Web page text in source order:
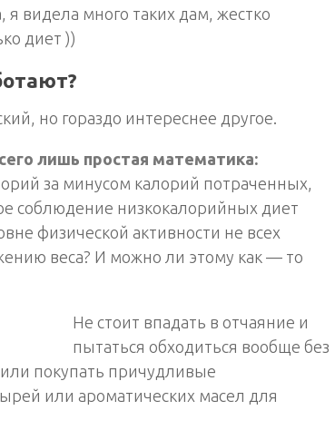
видела много таких дам, жестко
диет ))
но гораздо интереснее другое.
лишь простая математика:
за минусом калорий потраченных,
соблюдение низкокалорийных диет
физической активности не всех
веса? И можно ли этому как — то
Не стоит впадать в отчаяние и
пытаться обходиться вообще без
покупать причудливые
или ароматических масел для